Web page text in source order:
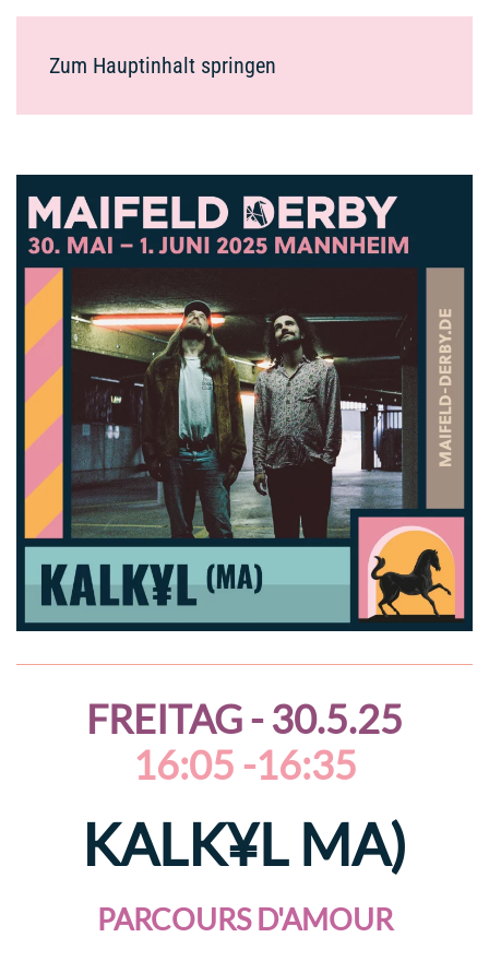
Zum Hauptinhalt springen
FREITAG - 30.5.25
16:05 -16:35
KALK¥L MA)
PARCOURS D'AMOUR